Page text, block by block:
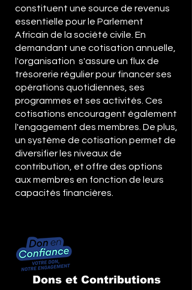
aux objectifs de développement.
constituent une source de revenus
essentielle pour le Parlement
Africain de la société civile. En
demandant une cotisation annuelle,
l'organisation s'assure un flux de
trésorerie régulier pour financer ses
opérations quotidiennes, ses
programmes et ses activités. Ces
cotisations encouragent également
l'engagement des membres. De plus,
un système de cotisation permet de
diversifier les niveaux de
contribution, et offre des options
aux membres en fonction de leurs
capacités financières.
Dons et Contributions